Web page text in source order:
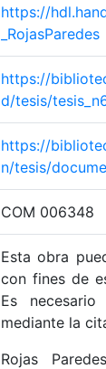
https://
_RojasParedes
https://
d/tesis/
https://
n/tesis/
COM 006348
Esta obra
con fines de
Es
mediante la
Rojas